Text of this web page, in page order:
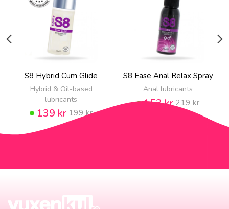
S8 Hybrid Cum Glide
Hybrid & Oil-based
lubricants
139 kr199 kr
S8 Ease Anal Relax Spray
Anal lubricants
153 kr219 kr